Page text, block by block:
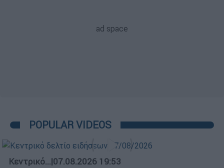
POPULAR VIDEOS
Κεντρικό...|07.08.2026 19:53